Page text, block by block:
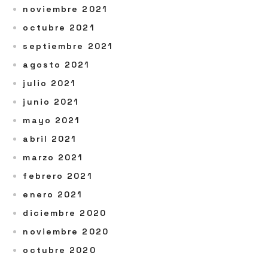
noviembre 2021
octubre 2021
septiembre 2021
agosto 2021
julio 2021
junio 2021
mayo 2021
abril 2021
marzo 2021
febrero 2021
enero 2021
diciembre 2020
noviembre 2020
octubre 2020